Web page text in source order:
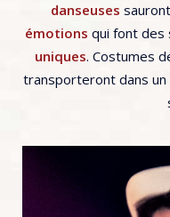
danseuses
émotions qui font des
uniques. Costumes
transporteront dans un